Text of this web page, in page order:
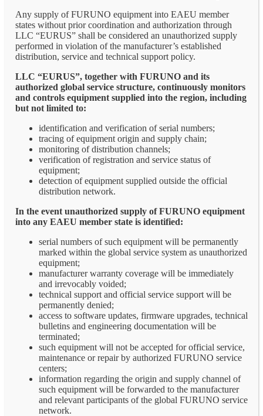
Any supply of FURUNO equipment into EAEU member
states without prior coordination and authorization through
LLC “EURUS” shall be considered an unauthorized supply
performed in violation of the manufacturer’s established
distribution, service and technical support policy.
LLC “EURUS”, together with FURUNO and its
authorized global service structure, continuously monitors
and controls equipment supplied into the region, including
but not limited to:
identification and verification of serial numbers;
tracing of equipment origin and supply chain;
monitoring of distribution channels;
verification of registration and service status of
equipment;
detection of equipment supplied outside the official
distribution network.
In the event unauthorized supply of FURUNO equipment
into any EAEU member state is identified:
serial numbers of such equipment will be permanently
marked within the global service system as unauthorized
equipment;
manufacturer warranty coverage will be immediately
and irrevocably voided;
technical support and official service support will be
permanently denied;
access to software updates, firmware upgrades, technical
bulletins and engineering documentation will be
terminated;
such equipment will not be accepted for official service,
maintenance or repair by authorized FURUNO service
centers;
information regarding the origin and supply channel of
such equipment will be forwarded to the manufacturer
and relevant participants of the global FURUNO service
network.